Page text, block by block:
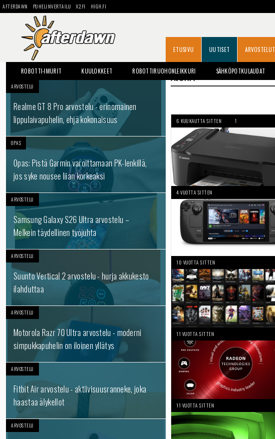
AFTERDAWN PUHELINVERTAILU X2.FI HIGH.FI
ETUSIVU UUTISET ARVOSTELUT
ROBOTTI-IMURIT KUULOKKEET ROBOTTIRUOHONLEIKKURI SÄHKÖPOTKULAUDAT
ARVOSTELU
Realme GT 8 Pro arvostelu - erinomainen
lippulaivapuhelin, ehjä kokonaisuus
OPAS
Opas: Pistä Garmin varoittamaan PK-lenkillä,
jos syke nousee liian korkeaksi
ARVOSTELU
Samsung Galaxy S26 Ultra arvostelu –
Melkein täydellinen työjuhta
ARVOSTELU
Suunto Vertical 2 arvostelu - hurja akkukesto
ilahduttaa
ARVOSTELU
Motorola Razr 70 Ultra arvostelu - moderni
simpukkapuhelin on iloinen yllätys
ARVOSTELU
Fitbit Air arvostelu - aktiivisuusranneke, joka
haastaa älykellot
ARVOSTELU
AJURIT
6 KUUKAUTTA SITTEN 1
4 VUOTTA SITTEN
10 VUOTTA SITTEN
11 VUOTTA SITTEN
11 VUOTTA SITTEN